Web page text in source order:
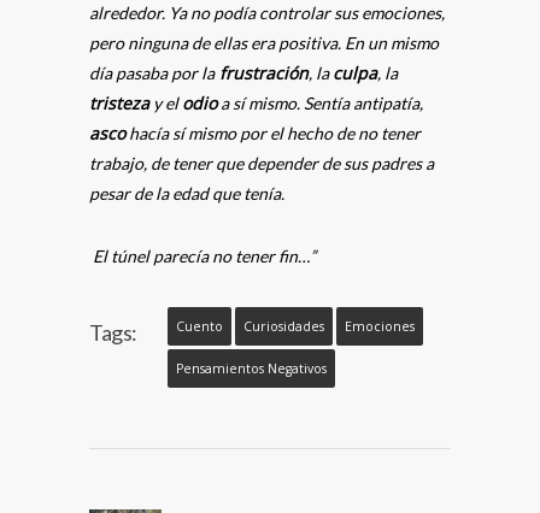
alrededor. Ya no podía controlar sus emociones,
pero ninguna de ellas era positiva. En un mismo
día pasaba por lafrustración, laculpa, la
tristezay elodioa sí mismo. Sentía antipatía,
ascohacía sí mismo por el hecho de no tener
trabajo, de tener que depender de sus padres a
pesar de la edad que tenía.
El túnel parecía no tener fin…”
Tags: Cuento Curiosidades Emociones
Pensamientos Negativos